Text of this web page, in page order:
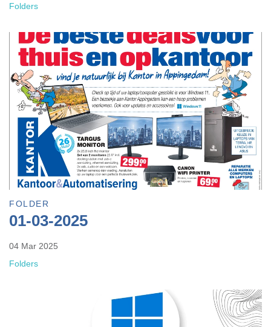
Folders
FOLDER
01-03-2025
04 Mar 2025
Folders